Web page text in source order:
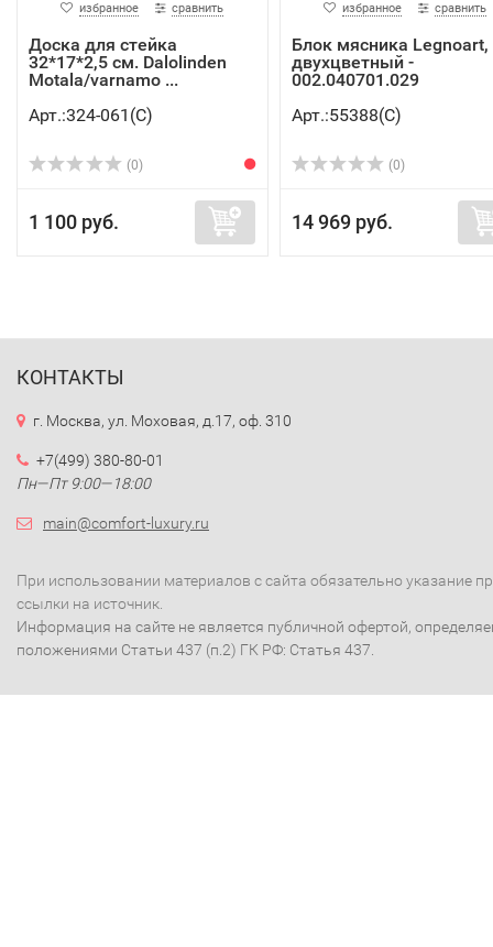
избранное сравнить
Доска для стейка
32*17*2,5 см. Dalolinden
Motala/varnamo ...
Арт.:324-061(C)
(0)
1 100 руб.
избранное сравнить
Блок мясника Legnoart,
двухцветный -
002.040701.029
Арт.:55388(C)
(0)
14 969 руб.
КОНТАКТЫ
г. Москва, ул. Моховая, д.17, оф. 310
+7(499) 380-80-01
Пн—Пт 9:00—18:00
main@comfort-luxury.ru
При использовании материалов с сайта обязательно указание
ссылки на источник.
Информация на сайте не является публичной офертой,
положениями Статьи 437 (п.2) ГК РФ: Статья 437.